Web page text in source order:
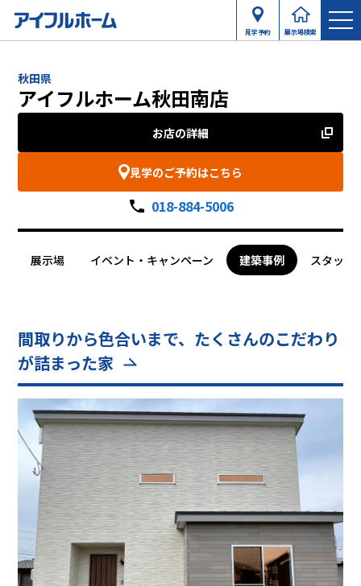
見学予約 展示場検索
秋田県
アイフルホーム秋田南店
お店の詳細
見学のご予約はこちら
018-884-5006
展示場 イベント・キャンペーン 建築事例 スタッフ
間取りから色合いまで、たくさんのこだわり
が詰まった家